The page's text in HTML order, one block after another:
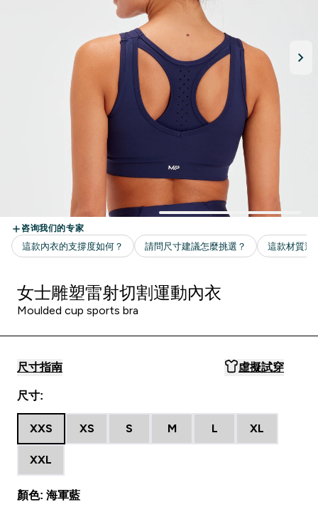
女士雕塑雷射切割運動內衣
Moulded cup sports bra
尺寸指南 虛擬試穿
尺寸:
XXS XS S M L XL
XXL
顏色: 海軍藍